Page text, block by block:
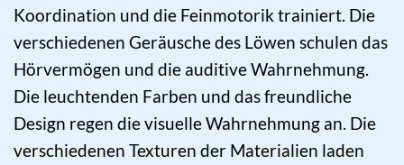
Koordination und die Feinmotorik trainiert. Die
verschiedenen Geräusche des Löwen schulen das
Hörvermögen und die auditive Wahrnehmung.
Die leuchtenden Farben und das freundliche
Design regen die visuelle Wahrnehmung an. Die
verschiedenen Texturen der Materialien laden